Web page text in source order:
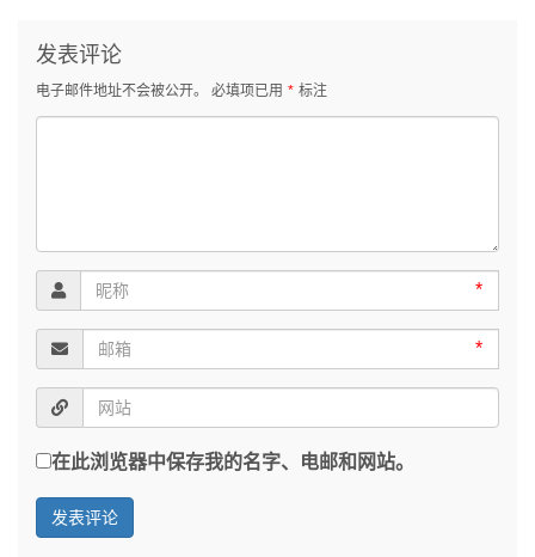
发表评论
电子邮件地址不会被公开。 必填项已用 * 标注
*
*
在此浏览器中保存我的名字、电邮和网站。